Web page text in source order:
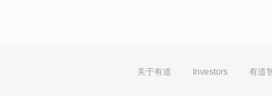
关于有道 Investors 有道